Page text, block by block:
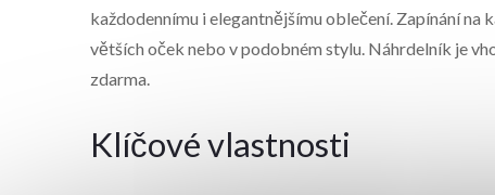
každodennímu i elegantnějšímu oblečení. Zapínání
větších oček nebo v podobném stylu. Náhrdelník je
zdarma.
Klíčové vlastnosti